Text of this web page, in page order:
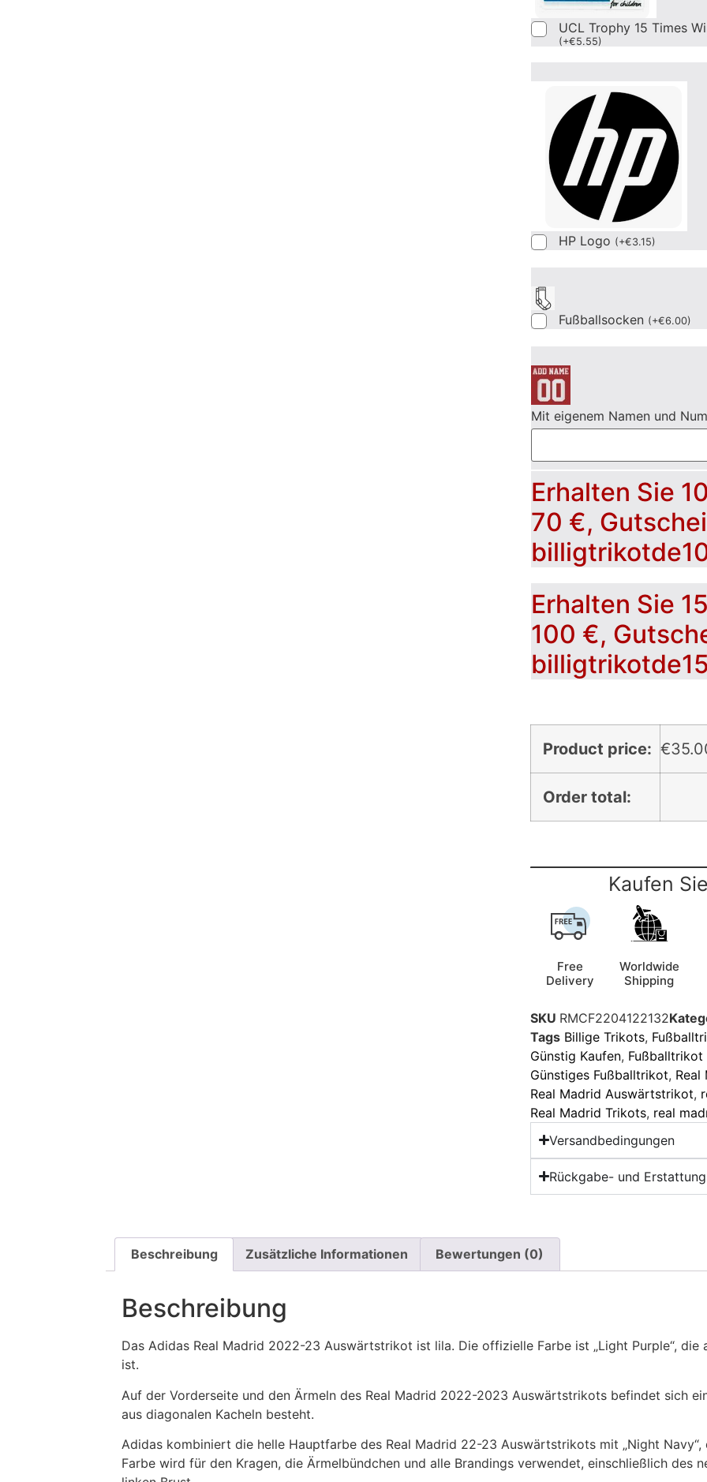
UCL Trophy 15 Times
(+€5.55)
HP Logo (+€3.15)
Fußballsocken (+€6.00)
Mit eigenem Namen und
Erhalten Sie
70 €,
Erhalten Sie
100 €,
billigtrikotde15
Product price: €
Order total:
Kaufen
Free
Delivery
Worldwide
Shipping
SKU RMCF2204122132
Tags Billige Trikots,
Günstig Kaufen, Fußballtrikot
Günstiges Fußballtrikot,
Real Madrid Auswärtstrikot,
Real Madrid Trikots, real
Versandbedingungen
Rückgabe- und
Beschreibung Zusätzliche Informationen Bewertungen (0)
Beschreibung
Das Adidas Real Madrid 2022-23 Auswärtstrikot ist lila. Die offizielle Farbe ist „Light Purple“,
ist.
Auf der Vorderseite und den Ärmeln des Real Madrid 2022-2023 Auswärtstrikots befindet sich
aus diagonalen Kacheln besteht.
Adidas kombiniert die helle Hauptfarbe des Real Madrid 22-23 Auswärtstrikots mit „Night Navy“,
Farbe wird für den Kragen, die Ärmelbündchen und alle Brandings verwendet, einschließlich des